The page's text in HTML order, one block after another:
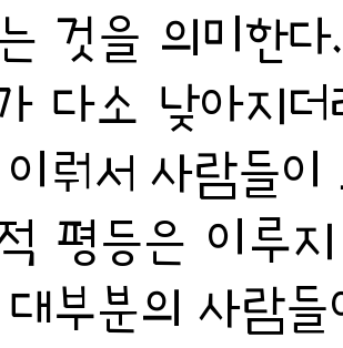
것을 의미한
다소 낮아지
뤄서 사람들
평등은 이루
부분의 사람